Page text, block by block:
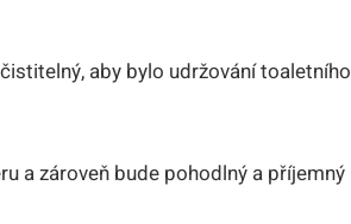
aby ⁤bylo udržování toaletního
a zároveň bude pohodlný a příjemný